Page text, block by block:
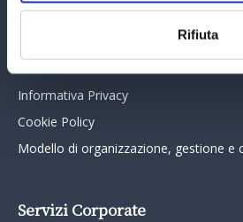
Rifiuta
Chi siamo
Informativa Privacy
Cookie Policy
Modello di organizzazione, gestione e
Servizi Corporate